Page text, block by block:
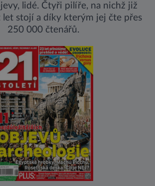
lidé. Čtyři pilíře, na nichž již
let stojí a díky kterým jej čte přes
250 000 čtenářů.